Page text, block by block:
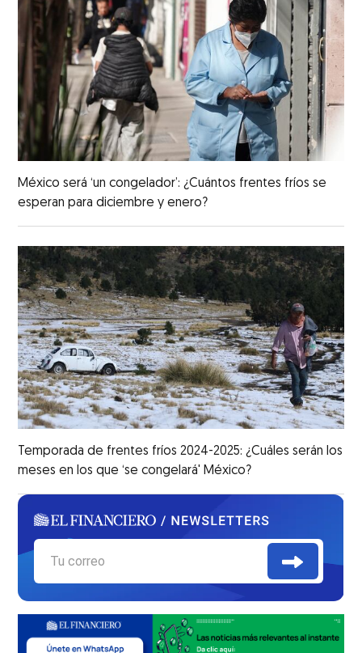
México será ‘un congelador’: ¿Cuántos frentes fríos se
esperan para diciembre y enero?
Temporada de frentes fríos 2024-2025: ¿Cuáles serán los
meses en los que ‘se congelará' México?